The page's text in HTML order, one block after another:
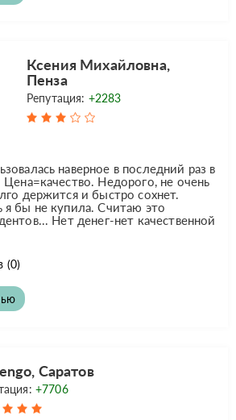
Ксения Михайловна,
Пенза
Репутация: +2283
наверное в последний раз в
Цена=качество. Недорого, не очень
держится и быстро сохнет.
я бы не купила. Считаю это
Нет денег-нет качественной
(0)
Саратов
+7706